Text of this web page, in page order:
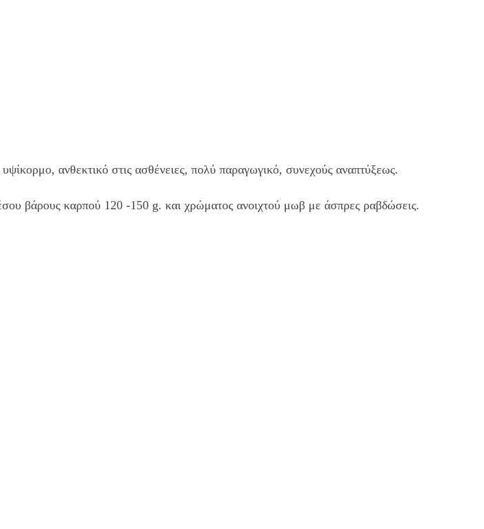
ανθεκτικό στις ασθένειες, πολύ παραγωγικό, συνεχούς αναπτύξεως.
βάρους καρπού 120 -150 g. και χρώματος ανοιχτού μωβ με άσπρες ραβδώσεις.